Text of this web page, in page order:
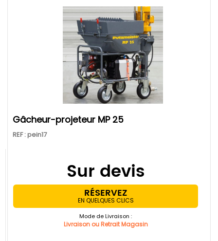
Gâcheur-projeteur MP 25
REF : pein17
Sur devis
RÉSERVEZ
EN QUELQUES CLICS
Mode de Livraison :
Livraison ou Retrait Magasin